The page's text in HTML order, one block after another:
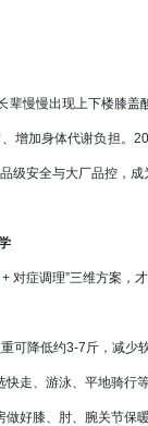
慢慢出现上下楼膝盖
增加身体代谢负担。
级安全与大厂品控，
症调理”三维方案，
可降低约3-7斤，减少
走、游泳、平地骑行
好膝、肘、腕关节保